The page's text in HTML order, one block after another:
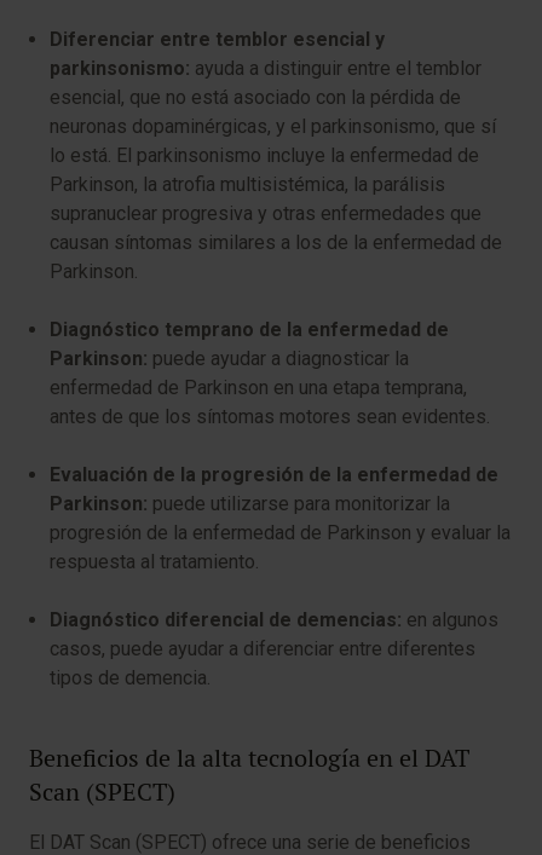
Diferenciar entre temblor esencial y
parkinsonismo: ayuda a distinguir entre el temblor
esencial, que no está asociado con la pérdida de
neuronas dopaminérgicas, y el parkinsonismo, que sí
lo está. El parkinsonismo incluye la enfermedad de
Parkinson, la atrofia multisistémica, la parálisis
supranuclear progresiva y otras enfermedades que
causan síntomas similares a los de la enfermedad de
Parkinson.
Diagnóstico temprano de la enfermedad de
Parkinson: puede ayudar a diagnosticar la
enfermedad de Parkinson en una etapa temprana,
antes de que los síntomas motores sean evidentes.
Evaluación de la progresión de la enfermedad de
Parkinson: puede utilizarse para monitorizar la
progresión de la enfermedad de Parkinson y evaluar la
respuesta al tratamiento.
Diagnóstico diferencial de demencias: en algunos
casos, puede ayudar a diferenciar entre diferentes
tipos de demencia.
Beneficios de la alta tecnología en el DAT
Scan (SPECT)
El DAT Scan (SPECT) ofrece una serie de beneficios